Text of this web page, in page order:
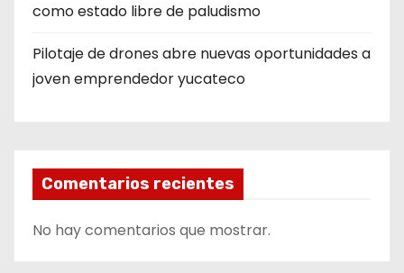
como estado libre de paludismo
Pilotaje de drones abre nuevas oportunidades a
joven emprendedor yucateco
Comentarios recientes
No hay comentarios que mostrar.